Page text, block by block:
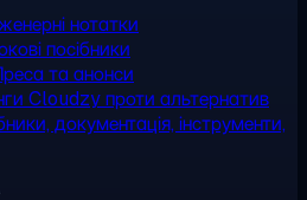
нотатки
посібники
та анонси
Cloudzy проти альтернатив
документація, інструменти,